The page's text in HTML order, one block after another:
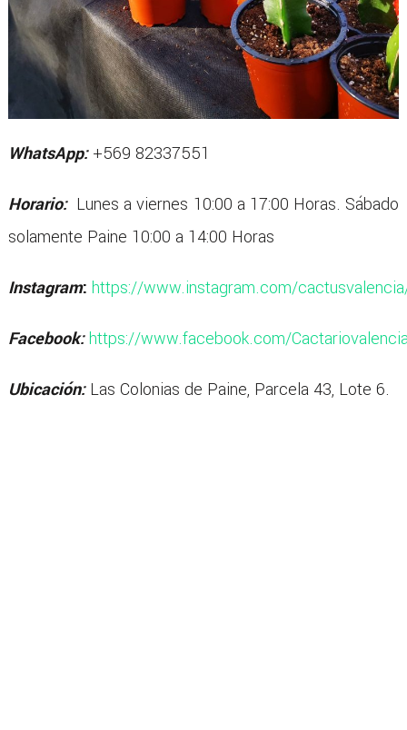
WhatsApp:+569 82337551
Horario: Lunes a viernes 10:00 a 17:00 Horas. Sábado
solamente Paine 10:00 a 14:00 Horas
Instagram: https://www.instagram.com/
Facebook:https://www.facebook.com/
Ubicación:Las Colonias de Paine, Parcela 43, Lote 6.